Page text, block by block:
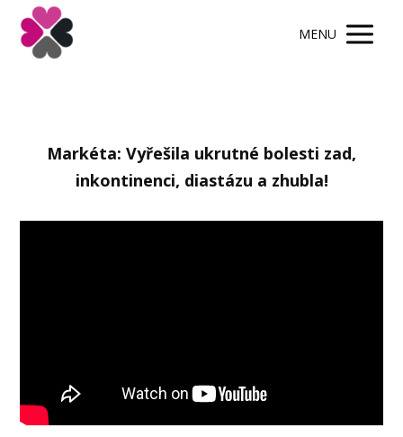
MENU
Markéta: Vyřešila ukrutné bolesti zad,
inkontinenci, diastázu a zhubla!